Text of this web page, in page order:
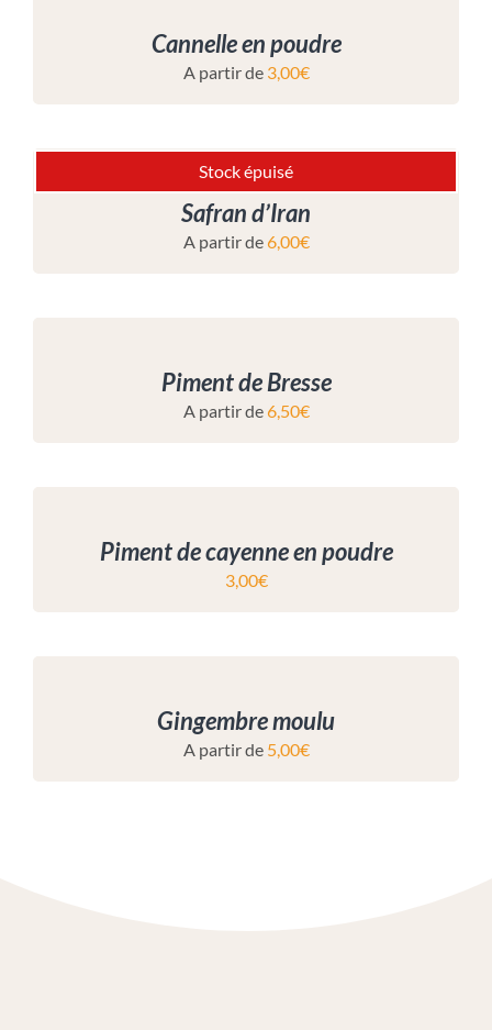
Cannelle en poudre
A partir de 3,00€
Stock épuisé
Safran d’Iran
A partir de6,00€
Piment de Bresse
A partir de6,50€
Piment de cayenne en poudre
3,00€
Gingembre moulu
A partir de 5,00€